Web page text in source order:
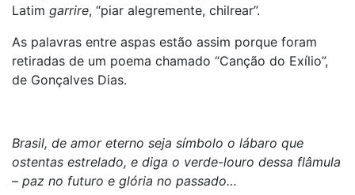
Latim garrire, “piar alegremente, chilrear”.
As palavras entre aspas estão assim porque foram
retiradas de um poema chamado “Canção do Exílio”,
de Gonçalves Dias.
Brasil, de amor eterno seja símbolo o lábaro que
ostentas estrelado, e diga o verde-louro dessa flâmula
– paz no futuro e glória no passado…